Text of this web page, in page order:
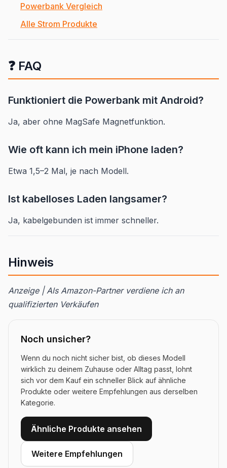
Powerbank Vergleich
Alle Strom Produkte
❓ FAQ
Funktioniert die Powerbank mit Android?
Ja, aber ohne MagSafe Magnetfunktion.
Wie oft kann ich mein iPhone laden?
Etwa 1,5–2 Mal, je nach Modell.
Ist kabelloses Laden langsamer?
Ja, kabelgebunden ist immer schneller.
Hinweis
Anzeige | Als Amazon-Partner verdiene ich an
qualifizierten Verkäufen
Noch unsicher?
Wenn du noch nicht sicher bist, ob dieses Modell
wirklich zu deinem Zuhause oder Alltag passt, lohnt
sich vor dem Kauf ein schneller Blick auf ähnliche
Produkte oder weitere Empfehlungen aus derselben
Kategorie.
Ähnliche Produkte ansehen
Weitere Empfehlungen